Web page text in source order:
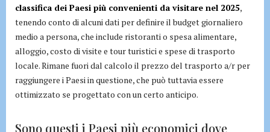
classifica dei Paesi più convenienti da visitare nel 2025,
tenendo conto di alcuni dati per definire il budget giornaliero
medio a persona, che include ristoranti o spesa alimentare,
alloggio, costo di visite e tour turistici e spese di trasporto
locale. Rimane fuori dal calcolo il prezzo del trasporto a/r per
raggiungere i Paesi in questione, che può tuttavia essere
ottimizzato se progettato con un certo anticipo.
Sono questi i Paesi più economici dove